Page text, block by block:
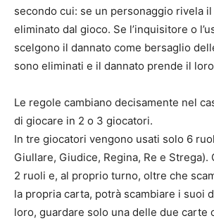
secondo cui: se un personaggio rivela il
eliminato dal gioco. Se l’inquisitore o
scelgono il dannato come bersaglio
sono eliminati e il dannato prende il
Le regole cambiano decisamente nel
di giocare in 2 o 3 giocatori.
In tre giocatori vengono usati solo 6
Giullare, Giudice, Regina, Re e Strega).
2 ruoli e, al proprio turno, oltre che
la propria carta, potrà scambiare i suoi
loro, guardare solo una delle due carte